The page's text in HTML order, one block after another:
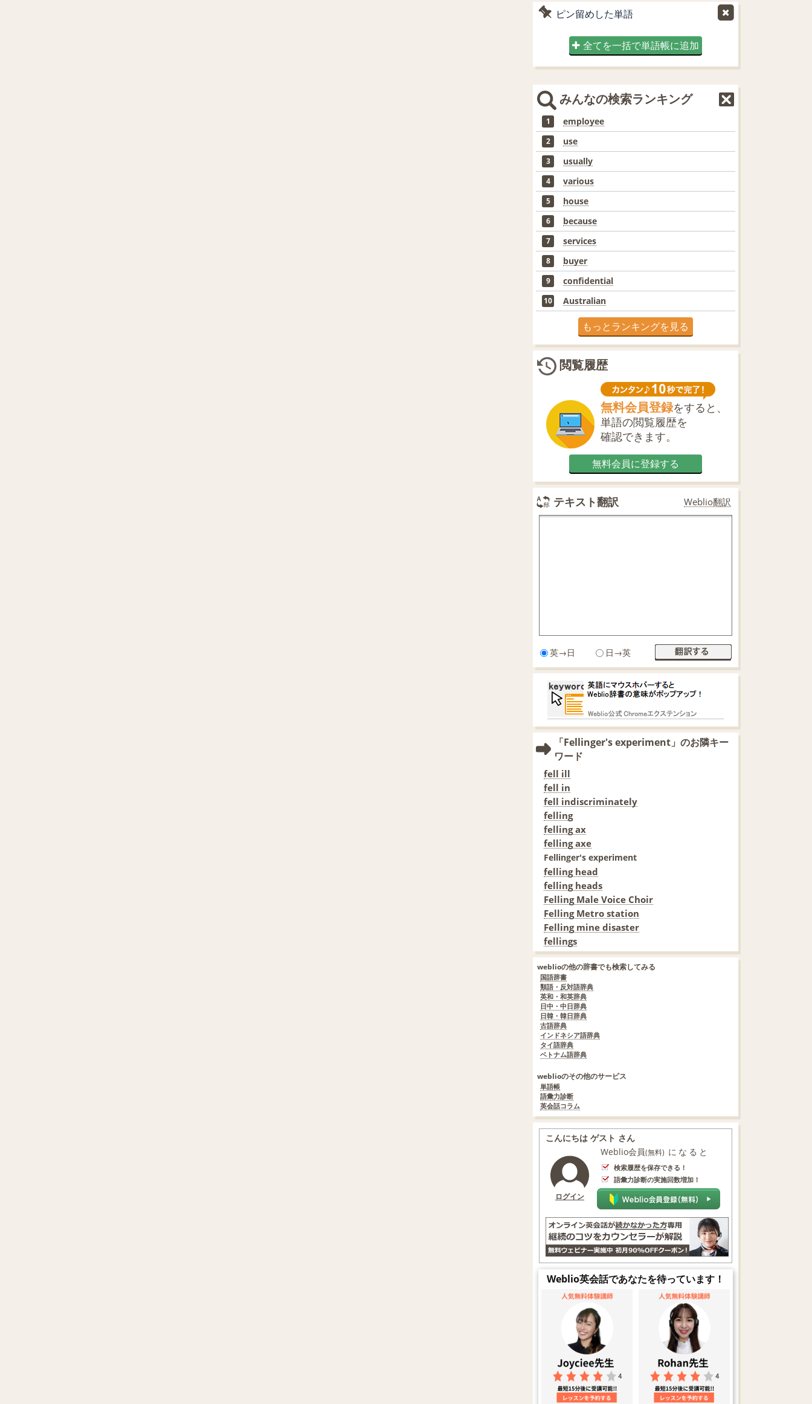
ピン留めした単語
全てを一括で単語帳に追加
みんなの検索ランキング
1 employee
2 use
3 usually
4 various
5 house
6 because
7 services
8 buyer
9 confidential
10 Australian
もっとランキングを見る
閲覧履歴
無料会員登録をすると、
単語の閲覧履歴を
確認できます。
無料会員に登録する
テキスト翻訳 Weblio翻訳
英→日 日→英
「Fellinger's experiment」のお隣キー
ワード
fell ill
fell in
fell indiscriminately
felling
felling ax
felling axe
Fellinger's experiment
felling head
felling heads
Felling Male Voice Choir
Felling Metro station
Felling mine disaster
fellings
weblioの他の辞書でも検索してみる
国語辞書
類語・反対語辞典
英和・和英辞典
日中・中日辞典
日韓・韓日辞典
古語辞典
インドネシア語辞典
タイ語辞典
ベトナム語辞典
weblioのその他のサービス
単語帳
語彙力診断
英会話コラム
こんにちは ゲスト さん
ログイン
Weblio会員(無料) になると
検索履歴を保存できる！
語彙力診断の実施回数増加！
Weblio英会話であなたを待っています！